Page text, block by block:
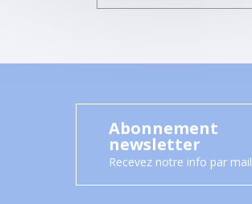
Abonnement
newsletter
Recevez notre info par mail